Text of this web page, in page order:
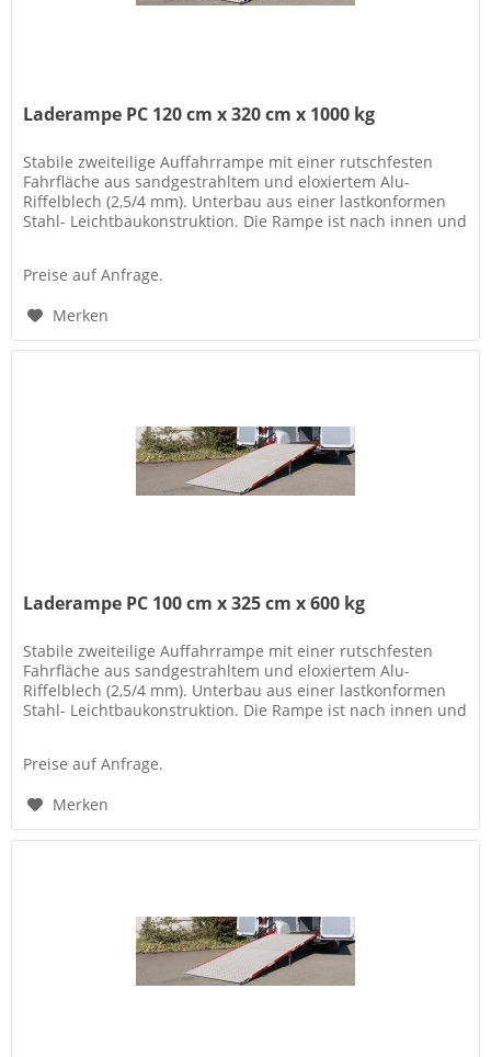
Laderampe PC 120 cm x 320 cm x 1000 kg
Stabile zweiteilige Auffahrrampe mit einer rutschfesten
Fahrfläche aus sandgestrahltem und eloxiertem Alu-
Riffelblech (2,5/4 mm). Unterbau aus einer lastkonformen
Stahl- Leichtbaukonstruktion. Die Rampe ist nach innen und
Preise auf Anfrage.
Merken
Laderampe PC 100 cm x 325 cm x 600 kg
Stabile zweiteilige Auffahrrampe mit einer rutschfesten
Fahrfläche aus sandgestrahltem und eloxiertem Alu-
Riffelblech (2,5/4 mm). Unterbau aus einer lastkonformen
Stahl- Leichtbaukonstruktion. Die Rampe ist nach innen und
Preise auf Anfrage.
Merken